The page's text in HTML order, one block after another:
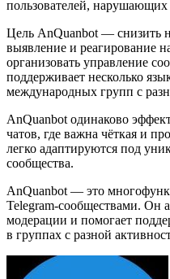
пользователей, нарушающих
Цель AnQuanbot — снизить
выявление и реагирование
организовать управление
поддерживает несколько
международных групп с
AnQuanbot одинаково
чатов, где важна чёткая и
легко адаптируются под
сообщества.
AnQuanbot — это
Telegram‑сообществами. Он
модерации и помогает
в группах с разной